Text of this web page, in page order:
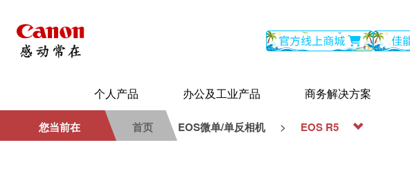
个人产品 办公及工业产品 商务解决方案
您当前在 首页 EOS微单/单反相机 > EOS R5